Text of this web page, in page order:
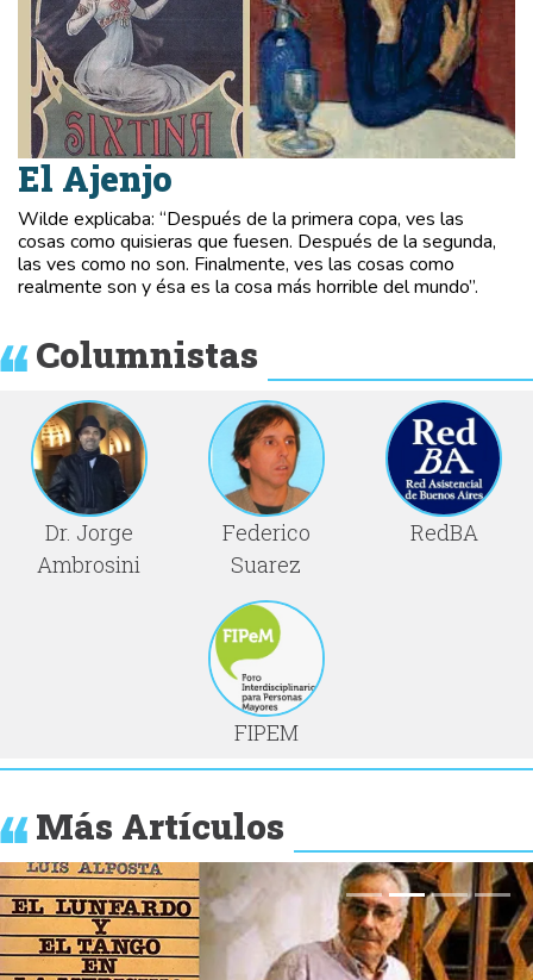
El Ajenjo
Wilde explicaba: “Después de la primera copa, ves las
cosas como quisieras que fuesen. Después de la segunda,
las ves como no son. Finalmente, ves las cosas como
realmente son y ésa es la cosa más horrible del mundo”.
Columnistas
Dr. Jorge
Ambrosini
Federico
Suarez
RedBA
FIPEM
Más Artículos